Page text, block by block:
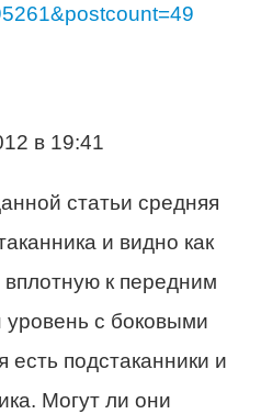
в 19:41
статьи средняя
и видно как
к передним
с боковыми
подстаканники и
Могут ли они